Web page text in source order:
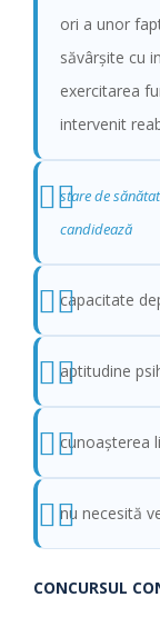
ori a unor
săvârșite cu
exercitarea
intervenit
stare de
candidează
capacitate
aptitudine
cunoaşterea
nu necesită
CONCURSUL